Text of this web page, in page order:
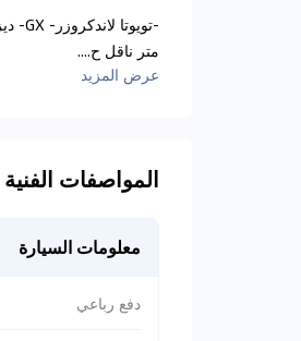
متر ناقل ح....
عرض المزيد
المواصفات الفنية
معلومات السيارة
دفع رباعي